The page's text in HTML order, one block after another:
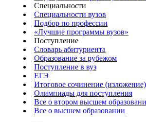
Специальности
Специальности вузов
Подбор по профессии
«Лучшие программы вузов»
Поступление
Словарь абитуриента
Образование за рубежом
Поступление в вуз
ЕГЭ
Итоговое сочинение (изложение)
Олимпиады для поступления
Все о втором высшем
Все о высшем образовании